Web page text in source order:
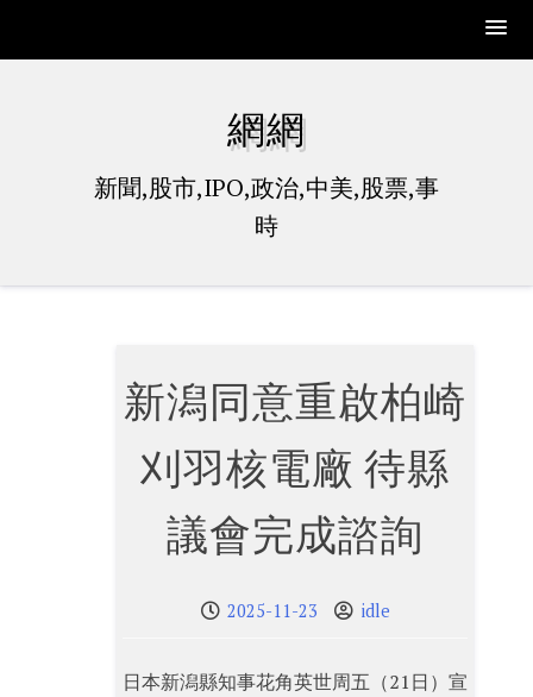
網網
新聞,股市,IPO,政治,中美,股票,事
時
新潟同意重啟柏崎
刈羽核電廠 待縣
議會完成諮詢
2025-11-23 idle
日本新潟縣知事花角英世周五（21日）宣